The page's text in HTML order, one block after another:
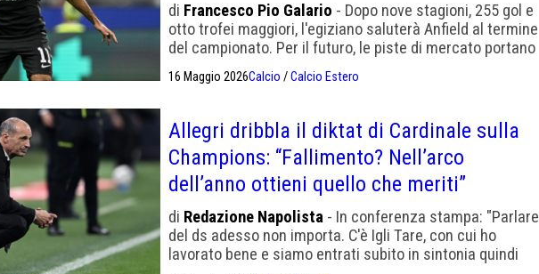
di Francesco Pio Galario - Dopo nove stagioni, 255 gol e
otto trofei maggiori, l'egiziano saluterà Anfield al termine
del campionato. Per il futuro, le piste di mercato portano
16 Maggio 2026Calcio /Calcio Estero
Allegri dribbla il diktat di Cardinale sulla
Champions: “Fallimento? Nell’arco
dell’anno ottieni quello che meriti”
di Redazione Napolista - In conferenza stampa: "Parlare
del ds adesso non importa. C'è Igli Tare, con cui ho
lavorato bene e siamo entrati subito in sintonia quindi